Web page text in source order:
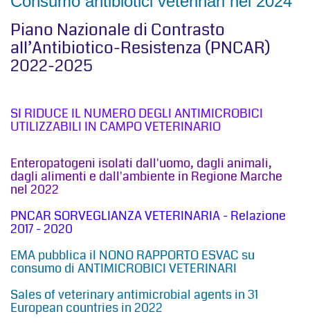
Piano Nazionale di Contrasto
all’Antibiotico-Resistenza (PNCAR)
2022-2025
SI RIDUCE IL NUMERO DEGLI ANTIMICROBICI
UTILIZZABILI IN CAMPO VETERINARIO
Enteropatogeni isolati dall'uomo, dagli animali,
dagli alimenti e dall'ambiente in Regione Marche
nel 2022
PNCAR SORVEGLIANZA VETERINARIA - Relazione
2017 - 2020
EMA pubblica il NONO RAPPORTO ESVAC su
consumo di ANTIMICROBICI VETERINARI
Sales of veterinary antimicrobial agents in 31
European countries in 2022